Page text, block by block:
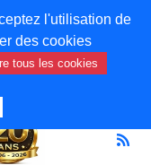
l'utilisation de
des cookies
tous les cookies